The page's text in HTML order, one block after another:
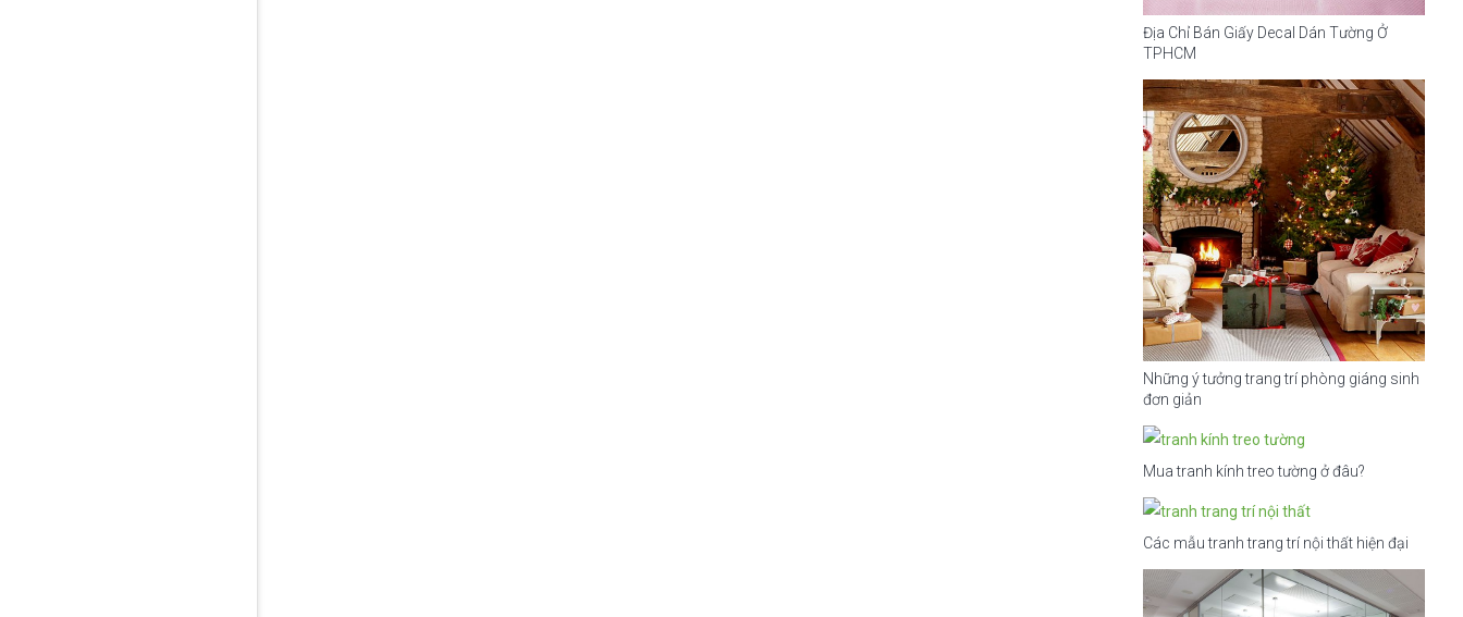
Địa Chỉ Bán Giấy Decal Dán Tường Ở
TPHCM
Những ý tưởng trang trí phòng giáng sinh
đơn giản
Mua tranh kính treo tường ở đâu?
Các mẫu tranh trang trí nội thất hiện đại